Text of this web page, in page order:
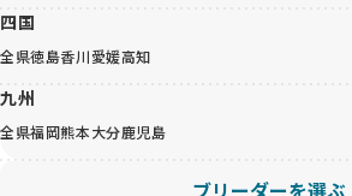
四国
全県徳島香川愛媛高知
九州
全県福岡熊本大分鹿児島
ブリーダーを選ぶ